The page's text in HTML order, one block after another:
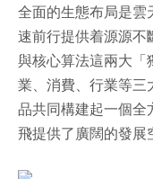
全面的生態布局是雲
速前行提供着源源
與核心算法這兩大「
業、消費、行業等三
品共同構建起一個全
飛提供了廣闊的發展